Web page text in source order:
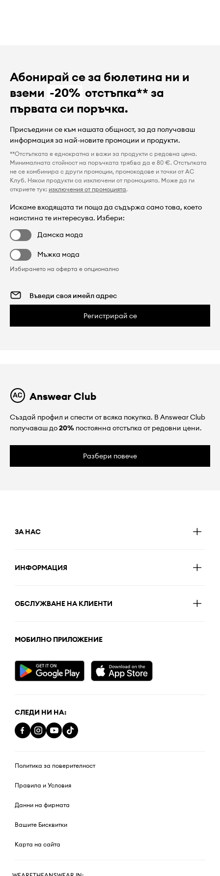
Абонирай се за бюлетина ни и
вземи -20% отстъпка** за
първата си поръчка.
Присъедини се към нашата общност, за да получаваш
информация за най-новите промоции и продукти.
**Отстъпката е еднократна и важи за продукти с редовна цена.
Минималната стойност на поръчката трябва да е 80 €. Отстъпката
не се комбинира с други промоции, промокодове и точки от AC
Клуб. Някои продукти са изключени от промоцията. Може да ги
откриете тук: изключения от промоцията.
Искаме входящата ти поща да съдържа само това, което
наистина те интересува. Избери:
Дамска мода
Мъжка мода
Избирането на оферта е опционално
Регистрирай се
Answear Club
Създай профил и спести от всяка покупка. В Answear Club
получаваш до20% постоянна отстъпка от редовни цени.
Разбери повече
ЗА НАС
ИНФОРМАЦИЯ
ОБСЛУЖВАНЕ НА КЛИЕНТИ
МОБИЛНО ПРИЛОЖЕНИЕ
СЛЕДИ НИ НА:
Политика за поверителност
Правила и Условия
Данни на фирмата
Вашите Бисквитки
Карта на сайта